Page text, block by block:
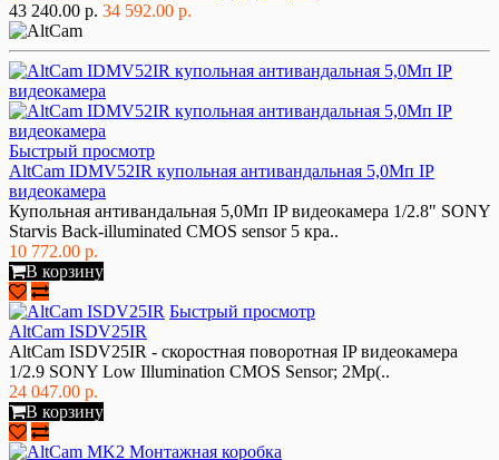
43 240.00 р. 34 592.00 р.
Быстрый просмотр
AltCam IDMV52IR купольная антивандальная 5,0Мп IP
видеокамера
Купольная антивандальная 5,0Мп IP видеокамера 1/2.8" SONY
Starvis Back-illuminated CMOS sensor 5 кра..
10 772.00 р.
В корзину
Быстрый просмотр
AltCam ISDV25IR
AltCam ISDV25IR - скоростная поворотная IP видеокамера
1/2.9 SONY Low Illumination CMOS Sensor; 2Mp(..
24 047.00 р.
В корзину